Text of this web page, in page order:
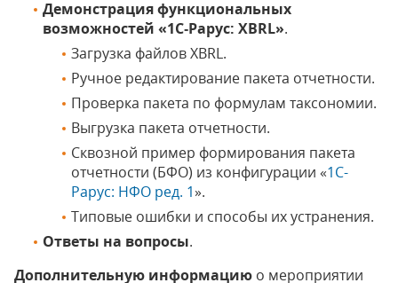
Демонстрация функциональных
возможностей «1С‑Рарус: XBRL».
Загрузка файлов XBRL.
Ручное редактирование пакета отчетности.
Проверка пакета по формулам таксономии.
Выгрузка пакета отчетности.
Сквозной пример формирования пакета
отчетности (БФО) из конфигурации «1С-
Рарус: НФО ред. 1».
Типовые ошибки и способы их устранения.
Ответы на вопросы.
Дополнительную информацию о мероприятии